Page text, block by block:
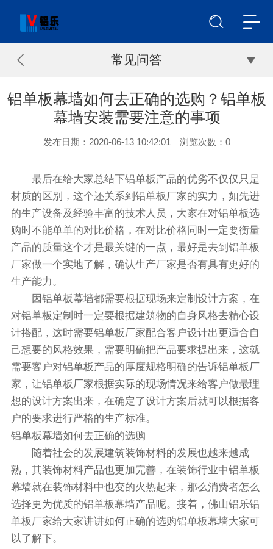
常见问答
铝单板幕墙如何去正确的选购？铝单板
幕墙安装需要注意的事项
发布日期：2020-06-13 10:42:01 浏览次数： 0
最后在给大家总结下铝单板产品的优劣不仅仅只是
材质的区别，这个还关系到铝单板厂家的实力，如先进
的生产设备及经验丰富的技术人员，大家在对铝单板选
购时不能单单的对比价格，在对比价格同时一定要衡量
产品的质量这个才是最关键的一点，最好是去到铝单板
厂家做一个实地了解，确认生产厂家是否有具有更好的
生产能力。
因铝单板幕墙都需要根据现场来定制设计方案，在
对铝单板定制时一定要根据建筑物的自身风格去精心设
计搭配，这时需要铝单板厂家配合客户设计出更适合自
己想要的风格效果，需要明确把产品要求提出来，这就
需要客户对铝单板产品的厚度规格明确的告诉铝单板厂
家，让铝单板厂家根据实际的现场情况来给客户做最理
想的设计方案出来，在确定了设计方案后就可以根据客
户的要求进行严格的生产标准。
铝单板幕墙如何去正确的选购
随着社会的发展建筑装饰材料的发展也越来越成
熟，其装饰材料产品也更加完善，在装饰行业中铝单板
幕墙就在装饰材料中也变的火热起来，那么消费者怎么
选择更为优质的铝单板幕墙产品呢。接着，佛山铝乐铝
单板厂家给大家讲讲如何正确的选购铝单板幕墙大家可
以了解下。